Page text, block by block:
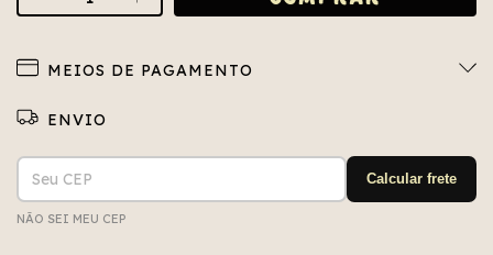
MEIOS DE PAGAMENTO
Entregas para o CEP:
ALTERAR CEP
Calcular frete
NÃO SEI MEU CEP